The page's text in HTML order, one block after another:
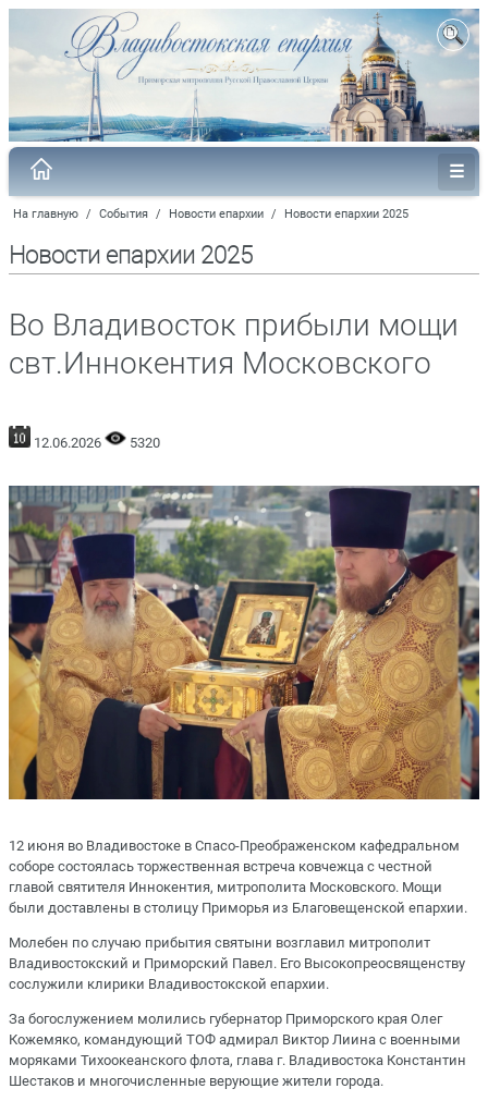
На главную / События / Новости епархии / Новости епархии 2025
Новости епархии 2025
Во Владивосток прибыли мощи
свт.Иннокентия Московского
12.06.2026 5320
12 июня во Владивостоке в Спасо-Преображенском кафедральном
соборе состоялась торжественная встреча ковчежца с честной
главой святителя Иннокентия, митрополита Московского. Мощи
были доставлены в столицу Приморья из Благовещенской епархии.
Молебен по случаю прибытия святыни возглавил митрополит
Владивостокский и Приморский Павел. Его Высокопреосвященству
сослужили клирики Владивостокской епархии.
За богослужением молились губернатор Приморского края Олег
Кожемяко, командующий ТОФ адмирал Виктор Лиина с военными
моряками Тихоокеанского флота, глава г. Владивостока Константин
Шестаков и многочисленные верующие жители города.